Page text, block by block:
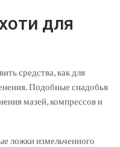
для
средства, как для
Подобные снадобья
мазей, компрессов и
ложки измельченного